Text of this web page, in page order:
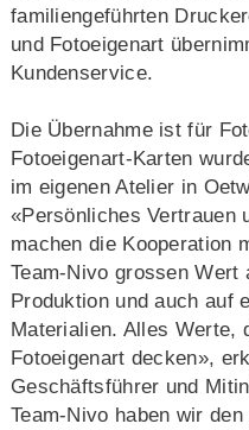
familiengeführten
und Fotoeigenart
Kundenservice.
Die Übernahme ist für
Fotoeigenart-Karten
im eigenen Atelier in
«Persönliches Vertrauen
machen die Kooperation
Team-Nivo grossen
Produktion und auch auf
Materialien. Alles Werte,
Fotoeigenart decken»,
Geschäftsführer und
Team-Nivo haben wir